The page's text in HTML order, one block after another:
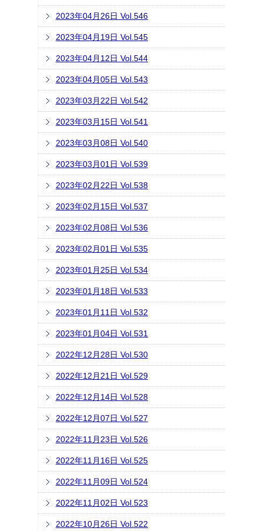
2023年04月26日 Vol.546
2023年04月19日 Vol.545
2023年04月12日 Vol.544
2023年04月05日 Vol.543
2023年03月22日 Vol.542
2023年03月15日 Vol.541
2023年03月08日 Vol.540
2023年03月01日 Vol.539
2023年02月22日 Vol.538
2023年02月15日 Vol.537
2023年02月08日 Vol.536
2023年02月01日 Vol.535
2023年01月25日 Vol.534
2023年01月18日 Vol.533
2023年01月11日 Vol.532
2023年01月04日 Vol.531
2022年12月28日 Vol.530
2022年12月21日 Vol.529
2022年12月14日 Vol.528
2022年12月07日 Vol.527
2022年11月23日 Vol.526
2022年11月16日 Vol.525
2022年11月09日 Vol.524
2022年11月02日 Vol.523
2022年10月26日 Vol.522